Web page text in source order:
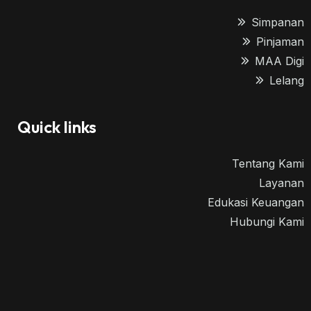
Simpanan
Pinjaman
MAA Digi
Lelang
Quick links
Tentang Kami
Layanan
Edukasi Keuangan
Hubungi Kami